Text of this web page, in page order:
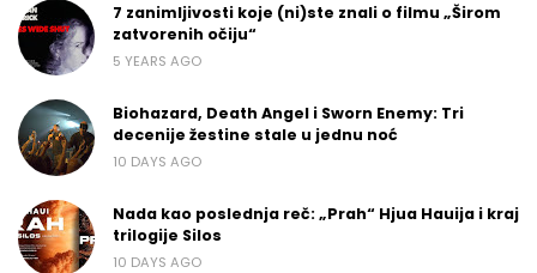
7 zanimljivosti koje (ni)ste znali o filmu „Širom
zatvorenih očiju“
5 YEARS AGO
Biohazard, Death Angel i Sworn Enemy: Tri
decenije žestine stale u jednu noć
10 DAYS AGO
Nada kao poslednja reč: „Prah“ Hjua Hauija i kraj
trilogije Silos
10 DAYS AGO